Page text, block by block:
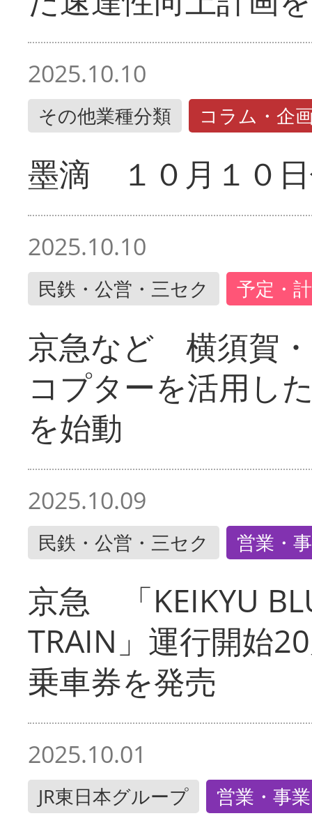
2025.10.10
その他業種分類 コラム・企
墨滴 １０月１０
2025.10.10
民鉄・公営・三セク 予定・
京急など 横須賀
コプターを活用し
を始動
2025.10.09
民鉄・公営・三セク 営業・
京急 「KEIKYU
TRAIN」運行開始
乗車券を発売
2025.10.01
JR東日本グループ 営業・事